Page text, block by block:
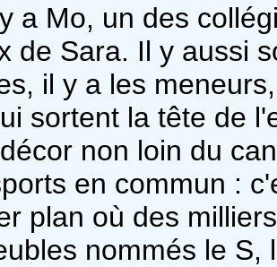
a Mo, un des
de Sara. Il y aussi
il y a les
sortent la tête de
non loin du
en commun :
plan où des
nommés le S,